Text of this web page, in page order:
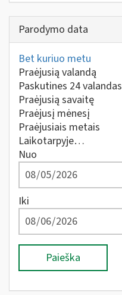
Parodymo data
Bet kuriuo metu
Praėjusią valandą
Paskutines 24 valandas
Praėjusią savaitę
Praėjusį mėnesį
Praėjusiais metais
Laikotarpyje…
Nuo
Iki
Paieška